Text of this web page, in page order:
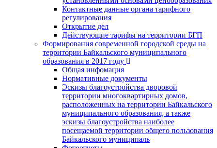
Контактные данные органа тарифного
регулирования
Открытие дел
Действующие тарифы на территории БГП
Формирования современной городской среды на
территории Байкальского муниципального
образования в 2017 году
Общая инфомация
Нормативные документы
Эскизы благоустройства дворовой
территории многоквартирных домов,
расположенных на территории Байкальского
муниципального образования, а также
эскизы благоустройства наиболее
посещаемой территории общего пользования
Байкальского муниципаль